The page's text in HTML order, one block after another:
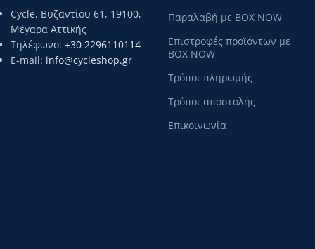
Cycle, Βυζαντίου 61, 19100,
Μέγαρα Αττικής
Τηλέφωνο: +30 2296110114
E-mail: info@cycleshop.gr
Παραλαβή με BOX NOW
Επιστροφές προϊόντων με
BOX NOW
Τρόποι πληρωμής
Τρόποι αποστολής
Επικοινωνία